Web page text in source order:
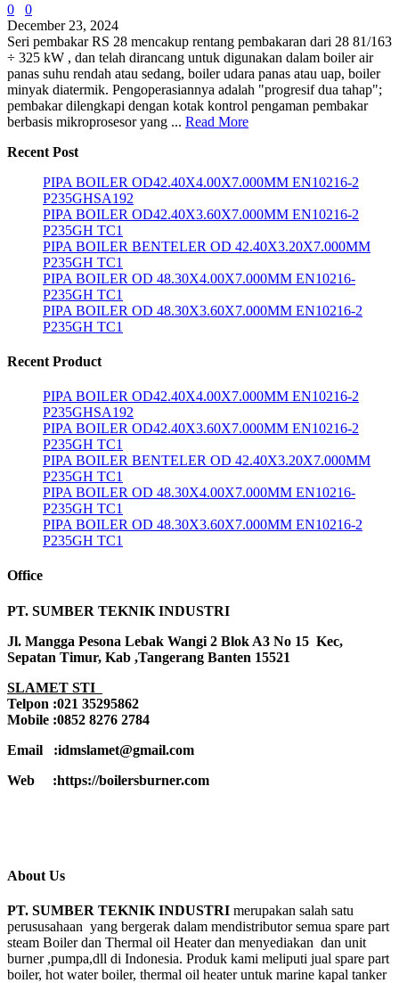
0
0
December 23, 2024
Seri pembakar RS 28 mencakup rentang pembakaran dari 28 81/163
÷ 325 kW , dan telah dirancang untuk digunakan dalam boiler air
panas suhu rendah atau sedang, boiler udara panas atau uap, boiler
minyak diatermik. Pengoperasiannya adalah "progresif dua tahap";
pembakar dilengkapi dengan kotak kontrol pengaman pembakar
berbasis mikroprosesor yang ... Read More
Recent Post
PIPA BOILER OD42.40X4.00X7.000MM EN10216-2
P235GHSA192
PIPA BOILER OD42.40X3.60X7.000MM EN10216-2
P235GH TC1
PIPA BOILER BENTELER OD 42.40X3.20X7.000MM
P235GH TC1
PIPA BOILER OD 48.30X4.00X7.000MM EN10216-
P235GH TC1
PIPA BOILER OD 48.30X3.60X7.000MM EN10216-2
P235GH TC1
Recent Product
PIPA BOILER OD42.40X4.00X7.000MM EN10216-2
P235GHSA192
PIPA BOILER OD42.40X3.60X7.000MM EN10216-2
P235GH TC1
PIPA BOILER BENTELER OD 42.40X3.20X7.000MM
P235GH TC1
PIPA BOILER OD 48.30X4.00X7.000MM EN10216-
P235GH TC1
PIPA BOILER OD 48.30X3.60X7.000MM EN10216-2
P235GH TC1
Office
PT. SUMBER TEKNIK INDUSTRI
Jl. Mangga Pesona Lebak Wangi 2 Blok A3 No 15 Kec,
Sepatan Timur, Kab ,Tangerang Banten 15521
SLAMET STI
Telpon :021 35295862
Mobile :0852 8276 2784
Email :idmslamet@gmail.com
Web :https://boilersburner.com
About Us
PT. SUMBER TEKNIK INDUSTRI merupakan salah satu
perususahaan yang bergerak dalam mendistributor semua spare part
steam Boiler dan Thermal oil Heater dan menyediakan dan unit
burner ,pumpa,dll di Indonesia. Produk kami meliputi jual spare part
boiler, hot water boiler, thermal oil heater untuk marine kapal tanker